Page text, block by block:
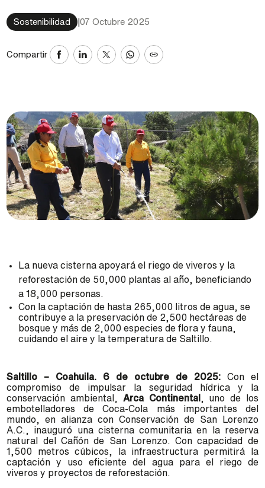
Sostenibilidad |07 Octubre 2025
Compartir
La nueva cisterna apoyará el riego de viveros y la
reforestación de 50,000 plantas al año, beneficiando
a 18,000 personas.
Con la captación de hasta 265,000 litros de agua, se
contribuye a la preservación de 2,500 hectáreas de
bosque y más de 2,000 especies de flora y fauna,
cuidando el aire y la temperatura de Saltillo.
Saltillo – Coahuila. 6 de octubre de 2025: Con el
compromiso de impulsar la seguridad hídrica y la
conservación ambiental, Arca Continental, uno de los
embotelladores de Coca-Cola más importantes del
mundo, en alianza con Conservación de San Lorenzo
A.C., inauguró una cisterna comunitaria en la reserva
natural del Cañón de San Lorenzo. Con capacidad de
1,500 metros cúbicos, la infraestructura permitirá la
captación y uso eficiente del agua para el riego de
viveros y proyectos de reforestación.